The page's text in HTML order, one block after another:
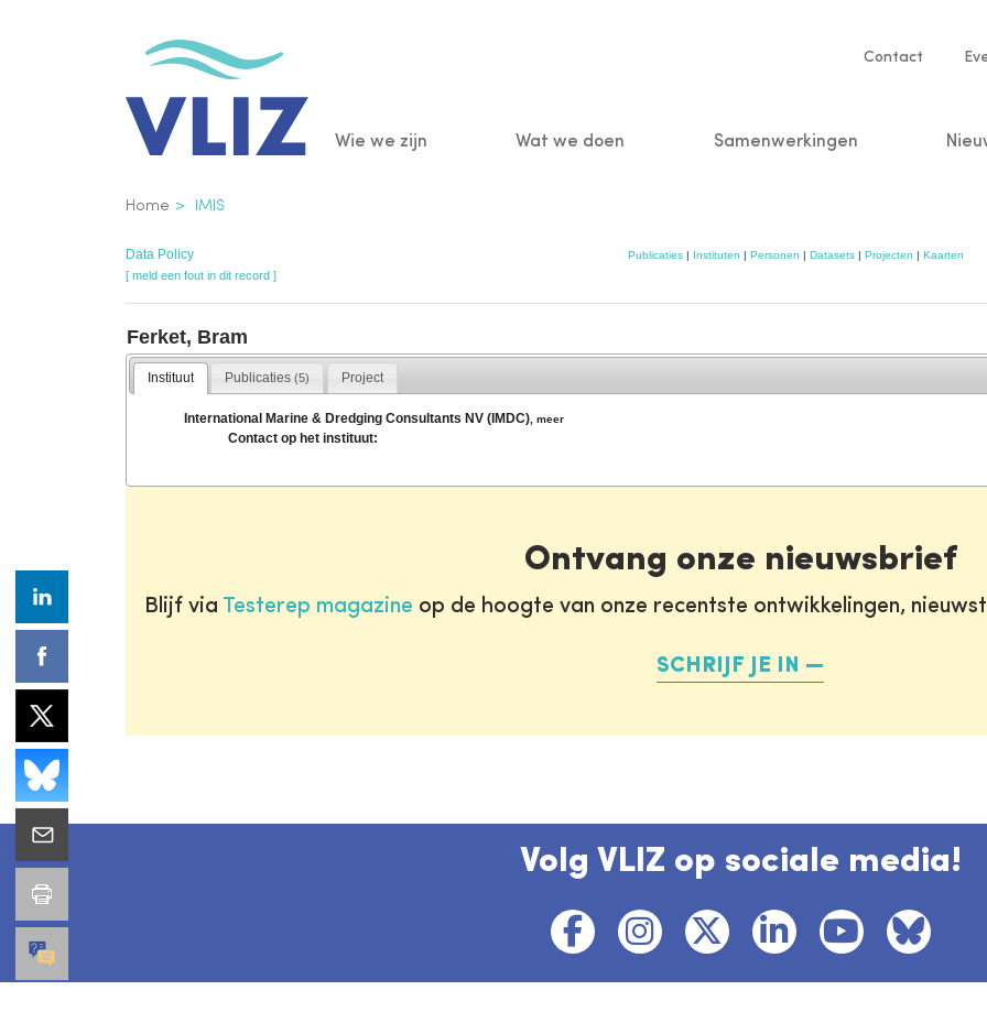
Service
Contact
Main
Wie we zijn Wat we doen Samenwerkingen
Kruimelpad
Home IMIS
Data Policy Publicaties| Instituten | Personen | Datasets| Projecten | Kaarten
[ meld een fout in dit record ]
Ferket, Bram
Instituut Publicaties(5) Project
International Marine & Dredging Consultants NV (IMDC) ,meer
Contact op het instituut:
Ontvang onze nieuwsbrief
Blijf via Testerep magazine op de hoogte van onze recentste ontwikkelingen,
SCHRIJF JE IN
Volg VLIZ op sociale media!